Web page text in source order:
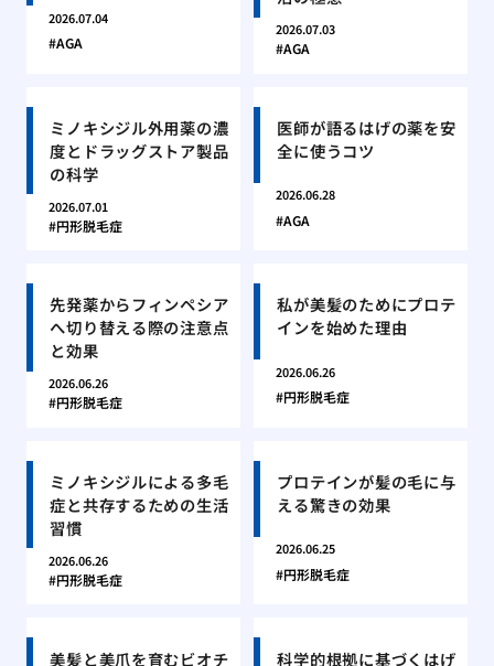
2026.07.04
AGA
2026.07.03
AGA
ミノキシジル外用薬の濃
度とドラッグストア製品
の科学
2026.07.01
円形脱毛症
医師が語るはげの薬を安
全に使うコツ
2026.06.28
AGA
先発薬からフィンペシア
へ切り替える際の注意点
と効果
2026.06.26
円形脱毛症
私が美髪のためにプロテ
インを始めた理由
2026.06.26
円形脱毛症
ミノキシジルによる多毛
症と共存するための生活
習慣
2026.06.26
円形脱毛症
プロテインが髪の毛に与
える驚きの効果
2026.06.25
円形脱毛症
美髪と美爪を育むビオチ
科学的根拠に基づくはげ